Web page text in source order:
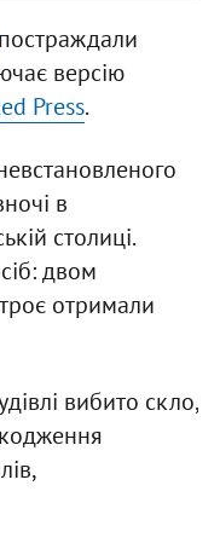
постраждали
версію
Press.
в
столиці.
двом
отримали
вибито скло,